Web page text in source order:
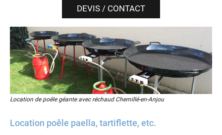
DEVIS / CONTACT
Location de poêle géante avec réchaud Chemillé-en-Anjou
Location poêle paella, tartiflette, etc.